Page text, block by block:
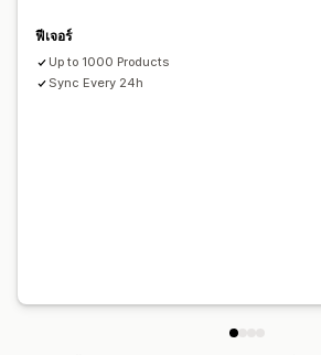
ซิงค์ตามกำหนดเวลา
การจัดการ GTIN การปรับฟีดให้เหมาะสม
ฟีเจอร์
Up to 1000 Products
Sync Every 24h